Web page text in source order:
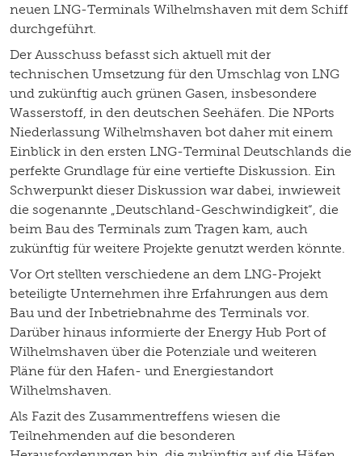
neuen LNG-Terminals Wilhelmshaven mit dem Schiff
durchgeführt.
Der Ausschuss befasst sich aktuell mit der
technischen Umsetzung für den Umschlag von LNG
und zukünftig auch grünen Gasen, insbesondere
Wasserstoff, in den deutschen Seehäfen. Die NPorts
Niederlassung Wilhelmshaven bot daher mit einem
Einblick in den ersten LNG-Terminal Deutschlands die
perfekte Grundlage für eine vertiefte Diskussion. Ein
Schwerpunkt dieser Diskussion war dabei, inwieweit
die sogenannte „Deutschland-Geschwindigkeit“, die
beim Bau des Terminals zum Tragen kam, auch
zukünftig für weitere Projekte genutzt werden könnte.
Vor Ort stellten verschiedene an dem LNG-Projekt
beteiligte Unternehmen ihre Erfahrungen aus dem
Bau und der Inbetriebnahme des Terminals vor.
Darüber hinaus informierte der Energy Hub Port of
Wilhelmshaven über die Potenziale und weiteren
Pläne für den Hafen- und Energiestandort
Wilhelmshaven.
Als Fazit des Zusammentreffens wiesen die
Teilnehmenden auf die besonderen